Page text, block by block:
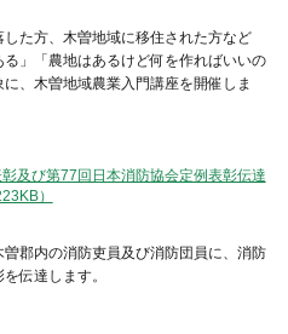
た方、木曽地域に移住された方など
」「農地はあるけど何を作ればいいの
、木曽地域農業入門講座を開催しま
及び第77回日本消防協会定例表彰伝達
）
郡内の消防吏員及び消防団員に、消防
伝達します。